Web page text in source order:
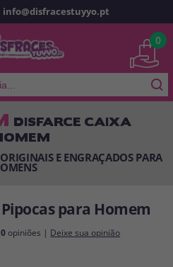
cliente
primeira vez
novo
info@disfracestuyyo.pt
0
DISFARCE CAIXA
E ENGRAÇADOS PARA
para Homem
0 opiniões | Deixe sua opinião